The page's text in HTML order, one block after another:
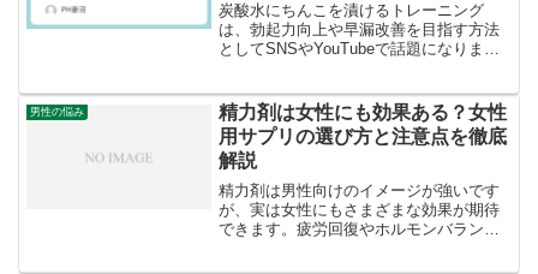
炭酸水にちんこを漬けるトレーニング
は、勃起力向上や早漏改善を目指す方法
としてSNSやYouTubeで話題になりまし
事では、炭酸水ちんこトレーニングの具
体的な方法、期待さ...
男性の悩み
精力剤は女性にも効果ある？女性
用サプリの選び方と注意点を徹底
解説
精力剤は男性向けのイメージが強いです
が、実は女性にもさまざまな効果が期待
できます。疲労回復やホルモンバランス